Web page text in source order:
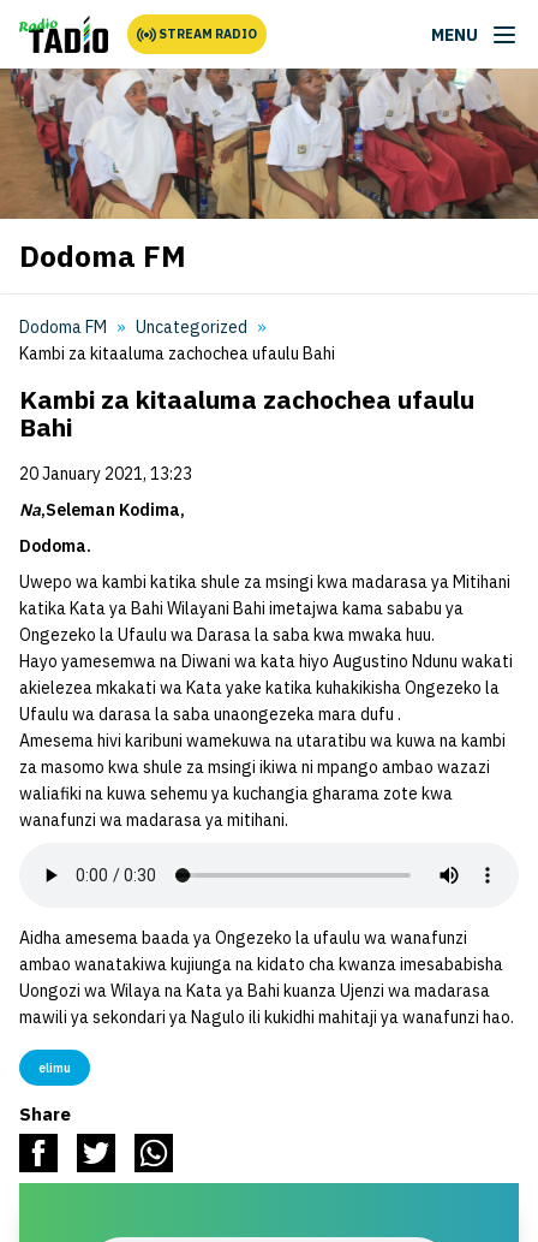
STREAM RADIO MENU
Dodoma FM
Dodoma FM
Uncategorized
Kambi za kitaaluma zachochea ufaulu Bahi
Kambi za kitaaluma zachochea ufaulu
Bahi
20 January 2021, 13:23
Na,Seleman Kodima,
Dodoma.
Uwepo wa kambi katika shule za msingi kwa madarasa ya Mitihani
katika Kata ya Bahi Wilayani Bahi imetajwa kama sababu ya
Ongezeko la Ufaulu wa Darasa la saba kwa mwaka huu.
Hayo yamesemwa na Diwani wa kata hiyo Augustino Ndunu wakati
akielezea mkakati wa Kata yake katika kuhakikisha Ongezeko la
Ufaulu wa darasa la saba unaongezeka mara dufu .
Amesema hivi karibuni wamekuwa na utaratibu wa kuwa na kambi
za masomo kwa shule za msingi ikiwa ni mpango ambao wazazi
waliafiki na kuwa sehemu ya kuchangia gharama zote kwa
wanafunzi wa madarasa ya mitihani.
Aidha amesema baada ya Ongezeko la ufaulu wa wanafunzi
ambao wanatakiwa kujiunga na kidato cha kwanza imesababisha
Uongozi wa Wilaya na Kata ya Bahi kuanza Ujenzi wa madarasa
mawili ya sekondari ya Nagulo ili kukidhi mahitaji ya wanafunzi hao.
elimu
Share